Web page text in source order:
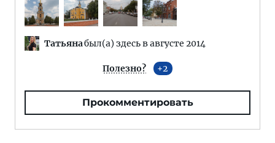
Татьянабыл(а) здесь в августе 2014
Полезно? 2
Прокомментировать